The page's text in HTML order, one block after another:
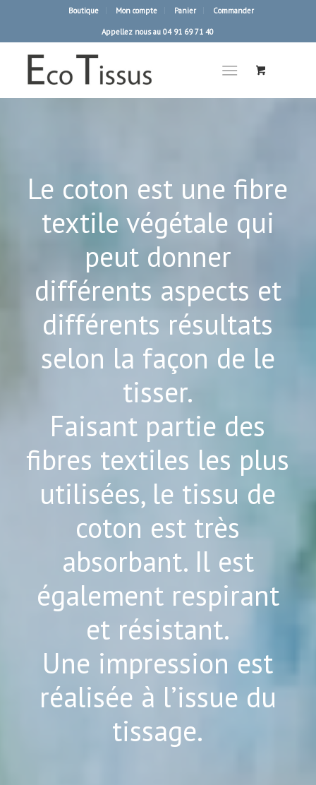
Boutique Mon compte Panier Commander
Appellez nous au 04 91 69 71 40
Le coton est une fibre
textile végétale qui
peut donner
différents aspects et
différents résultats
selon la façon de le
tisser.
Faisant partie des
fibres textiles les plus
utilisées, le tissu de
coton est très
absorbant. Il est
également respirant
et résistant.
Une impression est
réalisée à l’issue du
tissage.